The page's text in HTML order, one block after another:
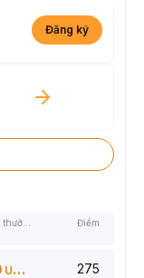
Đăng ký
Điểm
USDT 275